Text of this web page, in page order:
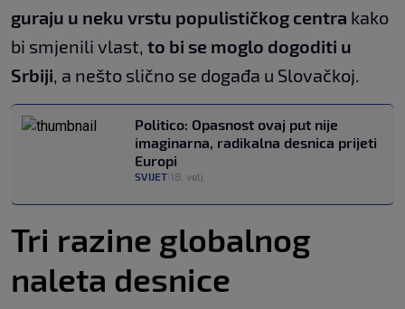
guraju u neku vrstu populističkog centra kako
bi smjenili vlast, to bi se moglo dogoditi u
Srbiji , a nešto slično se događa u Slovačkoj.
Politico: Opasnost ovaj put nije
imaginarna, radikalna desnica prijeti
Europi
SVIJET 18. velj.
Tri razine globalnog
naleta desnice